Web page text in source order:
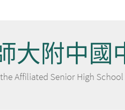
大附中國
Affiliated Senior High School